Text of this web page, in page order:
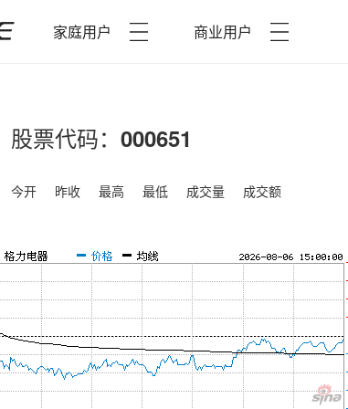
家庭用户 商业用户
股票代码： 000651
今开 昨收 最高 最低 成交量 成交额